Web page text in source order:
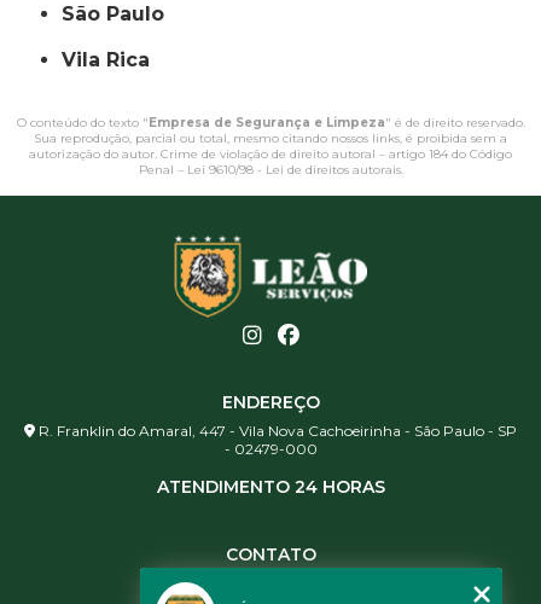
São Paulo
Vila Rica
O conteúdo do texto "Empresa de Segurança e Limpeza" é de direito reservado.
Sua reprodução, parcial ou total, mesmo citando nossos links, é proibida sem a
autorização do autor. Crime de violação de direito autoral – artigo 184 do Código
Penal – Lei 9610/98 - Lei de direitos autorais.
ENDEREÇO
R. Franklin do Amaral, 447 - Vila Nova Cachoeirinha - São Paulo - SP
- 02479-000
ATENDIMENTO 24 HORAS
CONTATO